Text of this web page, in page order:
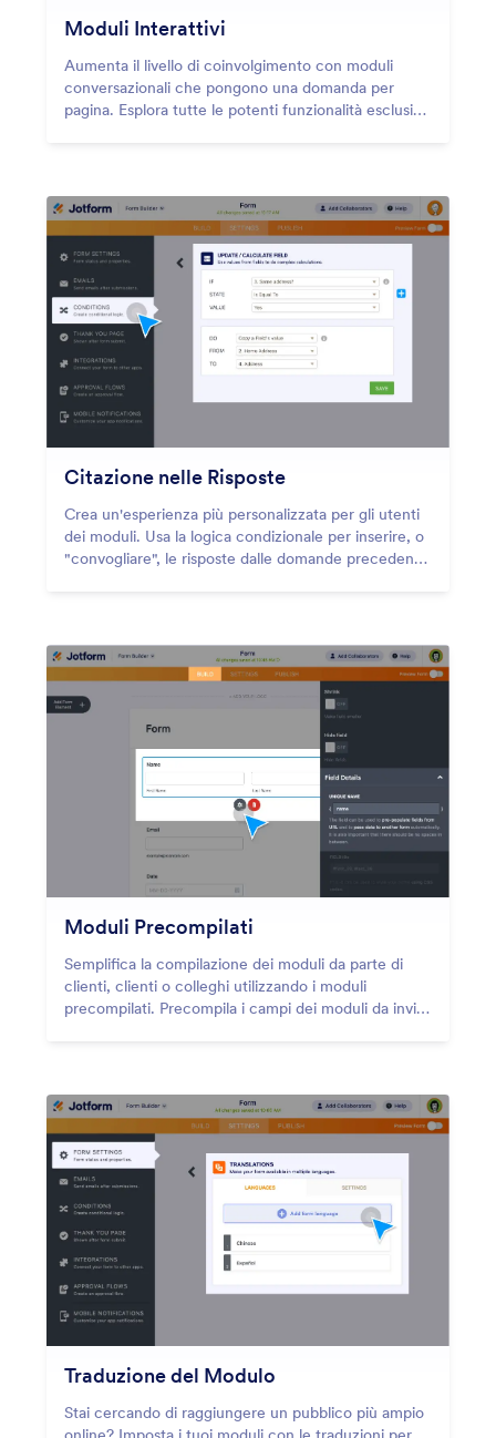
Moduli Interattivi
Aumenta il livello di coinvolgimento con moduli
conversazionali che pongono una domanda per
pagina. Esplora tutte le potenti funzionalità esclusive
Citazione nelle Risposte
Crea un'esperienza più personalizzata per gli utenti
dei moduli. Usa la logica condizionale per inserire, o
"convogliare", le risposte dalle domande precedenti
Moduli Precompilati
Semplifica la compilazione dei moduli da parte di
clienti, clienti o colleghi utilizzando i moduli
precompilati. Precompila i campi dei moduli da invii
Traduzione del Modulo
Stai cercando di raggiungere un pubblico più ampio